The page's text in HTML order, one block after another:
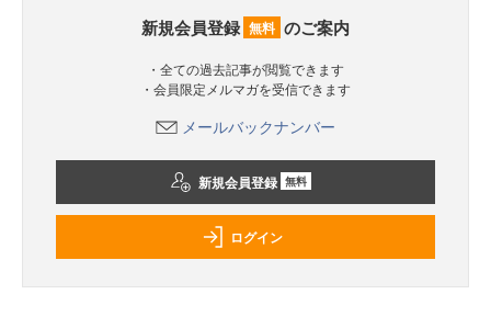
新規会員登録 無料 のご案内
・全ての過去記事が閲覧できます
・会員限定メルマガを受信できます
メールバックナンバー
新規会員登録 無料
ログイン